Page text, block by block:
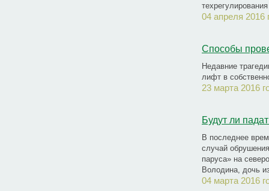
04 апреля 2016
Cпособы
Недавние
лифт в
23 марта 2016
Будут ли
В последнее
случай
паруса» на
Володина, дочь
04 марта 2016